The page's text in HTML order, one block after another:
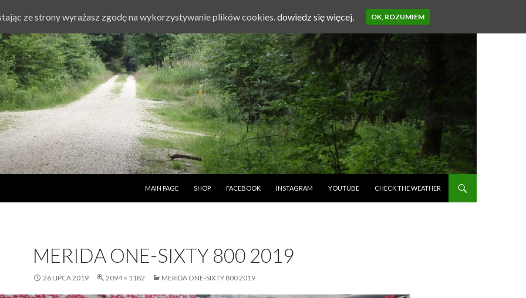
MAIN PAGE
SHOP FACEBOOK INSTAGRAM YOUTUBE CHECK THE WEATHER
MERIDA ONE-SIXTY 800 2019
26 LIPCA 2019 2094 × 1182 MERIDA ONE-SIXTY 800 2019
ze strony wyrażasz zgodę na wykorzystywanie plików cookies. dowiedz się więcej. OK, ROZUMIEM